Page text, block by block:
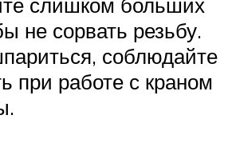
не сорвать резьбу.
соблюдайте
при работе с краном